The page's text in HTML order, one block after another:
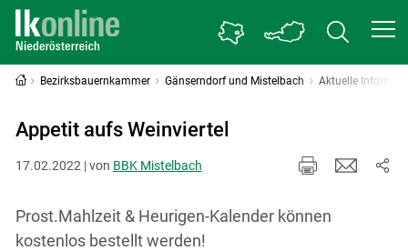
Bezirksbauernkammer Gänserndorf und Mistelbach Aktuelle
Appetit aufs Weinviertel
17.02.2022 | von BBK Mistelbach
Prost.Mahlzeit & Heurigen-Kalender können
kostenlos bestellt werden!